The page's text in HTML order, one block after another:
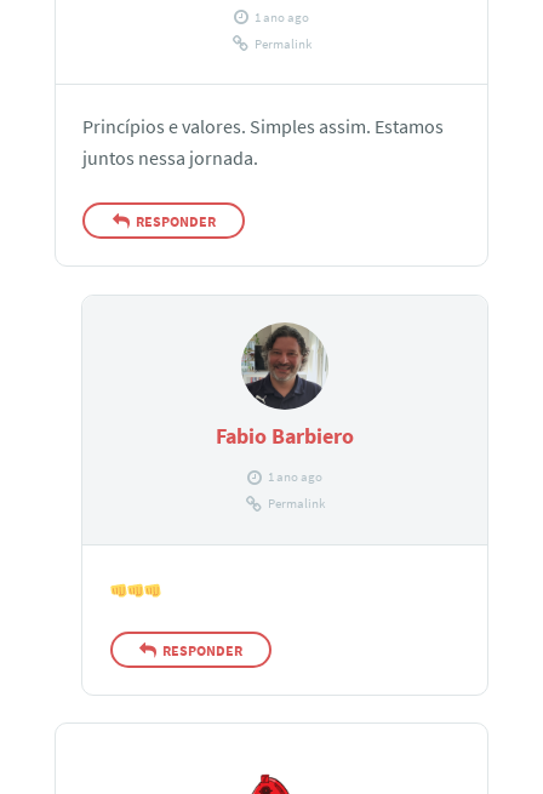
1 ano ago
Permalink
Princípios e valores. Simples assim. Estamos
juntos nessa jornada.
RESPONDER
Fabio Barbiero
1 ano ago
Permalink
RESPONDER